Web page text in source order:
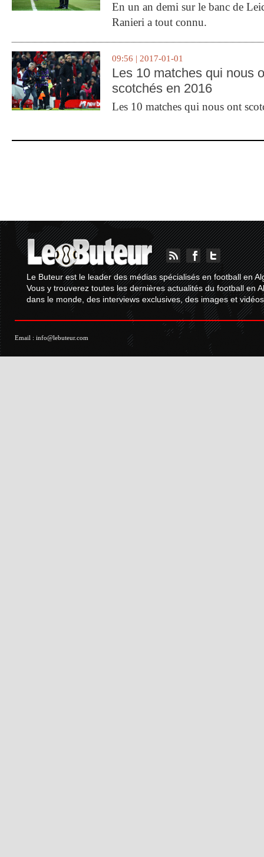
En un an demi sur le banc de
Ranieri a tout connu.
09:56 | 2017-01-01
Les 10 matches qui nous
scotchés en 2016
Les 10 matches qui nous ont
Le Buteur est le leader des médias spécialisés en football en
Vous y trouverez toutes les dernières actualités du football en
dans le monde, des interviews exclusives, des images et
Email : info@lebuteur.com